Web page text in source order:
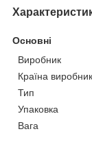
Основні
Виробник
Країна виробник
Тип
Упаковка
Вага